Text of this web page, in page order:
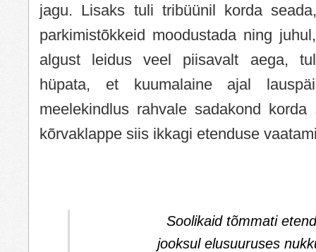
jagu. Lisaks tuli tribüünil korda
parkimistõkkeid moodustada ning
algust leidus veel piisavalt aega,
hüpata, et kuumalaine ajal
meelekindlus rahvale sadakond
kõrvaklappe siis ikkagi etenduse
Soolikaid tõmmati
jooksul elusuuruses